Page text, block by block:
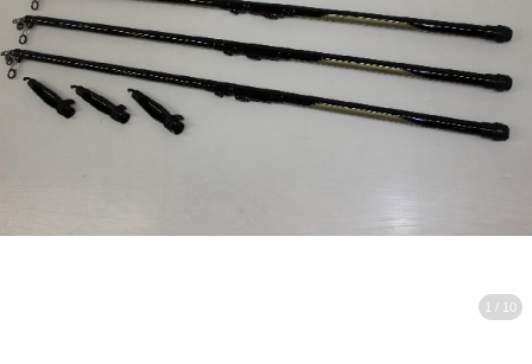
1 / 10